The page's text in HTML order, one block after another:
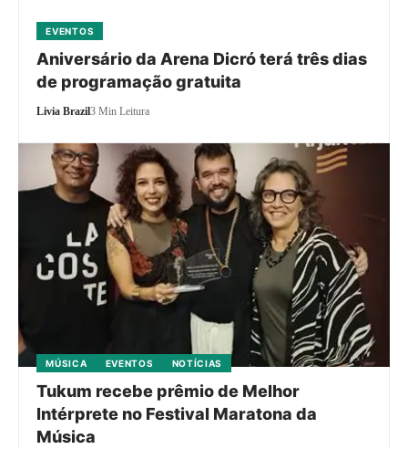
EVENTOS
Aniversário da Arena Dicró terá três dias
de programação gratuita
Livia Brazil3 Min Leitura
MÚSICA EVENTOS NOTÍCIAS
Tukum recebe prêmio de Melhor
Intérprete no Festival Maratona da
Música